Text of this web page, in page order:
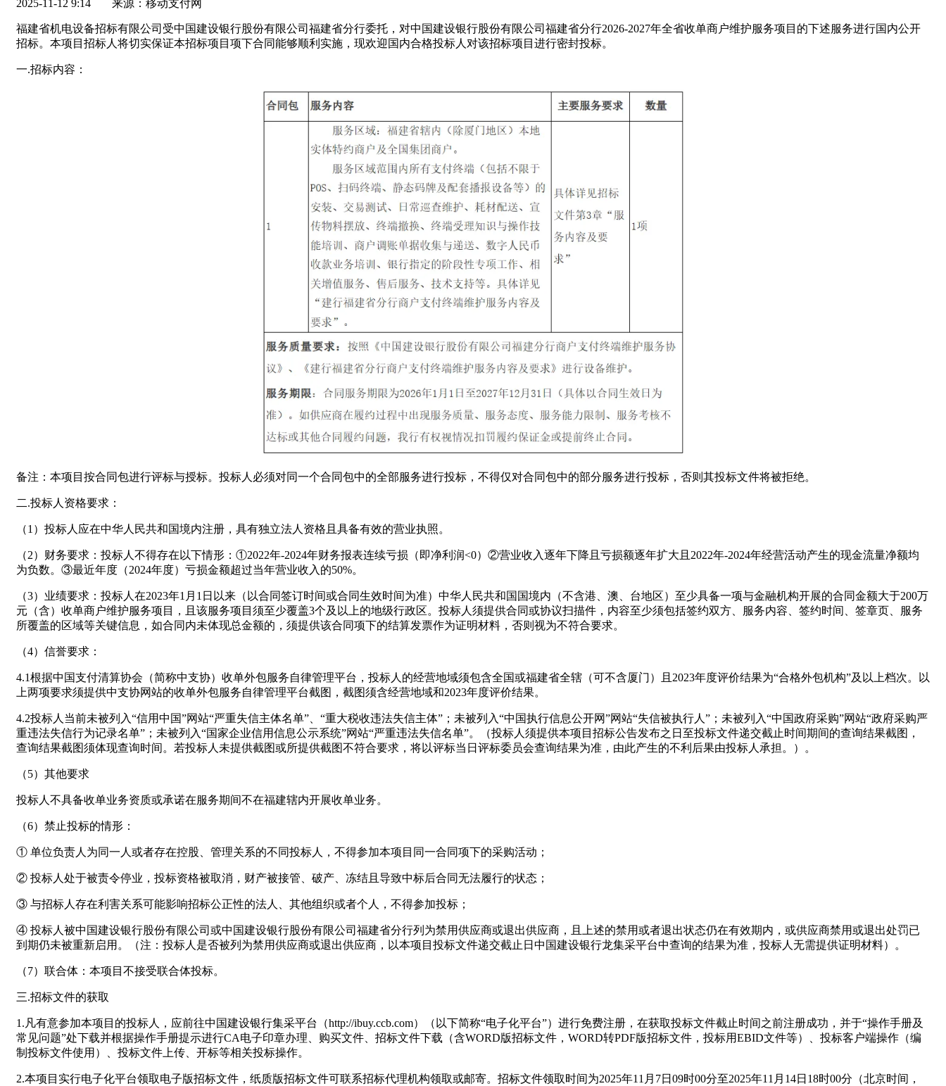
2025-11-12 9:14 来源：移动支付网
福建省机电设备招标有限公司受中国建设银行股份有限公司福建省分行委托，对中国建设银行股份有限公司福建省分行2026-2027年全省收单商户维护服务项目的下述服务进行国内公开
招标。本项目招标人将切实保证本招标项目项下合同能够顺利实施，现欢迎国内合格投标人对该招标项目进行密封投标。
一.招标内容：
备注：本项目按合同包进行评标与授标。投标人必须对同一个合同包中的全部服务进行投标，不得仅对合同包中的部分服务进行投标，否则其投标文件将被拒绝。
二.投标人资格要求：
（1）投标人应在中华人民共和国境内注册，具有独立法人资格且具备有效的营业执照。
（2）财务要求：投标人不得存在以下情形：①2022年-2024年财务报表连续亏损（即净利润<0）②营业收入逐年下降且亏损额逐年扩大且2022年-2024年经营活动产生的现金流量净额均
为负数。③最近年度（2024年度）亏损金额超过当年营业收入的50%。
（3）业绩要求：投标人在2023年1月1日以来（以合同签订时间或合同生效时间为准）中华人民共和国国境内（不含港、澳、台地区）至少具备一项与金融机构开展的合同金额大于200万
元（含）收单商户维护服务项目，且该服务项目须至少覆盖3个及以上的地级行政区。投标人须提供合同或协议扫描件，内容至少须包括签约双方、服务内容、签约时间、签章页、服务
所覆盖的区域等关键信息，如合同内未体现总金额的，须提供该合同项下的结算发票作为证明材料，否则视为不符合要求。
（4）信誉要求：
4.1根据中国支付清算协会（简称中支协）收单外包服务自律管理平台，投标人的经营地域须包含全国或福建省全辖（可不含厦门）且2023年度评价结果为“合格外包机构”及以上档次。以
上两项要求须提供中支协网站的收单外包服务自律管理平台截图，截图须含经营地域和2023年度评价结果。
4.2投标人当前未被列入“信用中国”网站“严重失信主体名单”、“重大税收违法失信主体”；未被列入“中国执行信息公开网”网站“失信被执行人”；未被列入“中国政府采购”网站“政府采购严
重违法失信行为记录名单”；未被列入“国家企业信用信息公示系统”网站“严重违法失信名单”。（投标人须提供本项目招标公告发布之日至投标文件递交截止时间期间的查询结果截图，
查询结果截图须体现查询时间。若投标人未提供截图或所提供截图不符合要求，将以评标当日评标委员会查询结果为准，由此产生的不利后果由投标人承担。）。
（5）其他要求
投标人不具备收单业务资质或承诺在服务期间不在福建辖内开展收单业务。
（6）禁止投标的情形：
① 单位负责人为同一人或者存在控股、管理关系的不同投标人，不得参加本项目同一合同项下的采购活动；
② 投标人处于被责令停业，投标资格被取消，财产被接管、破产、冻结且导致中标后合同无法履行的状态；
③ 与招标人存在利害关系可能影响招标公正性的法人、其他组织或者个人，不得参加投标；
④ 投标人被中国建设银行股份有限公司或中国建设银行股份有限公司福建省分行列为禁用供应商或退出供应商，且上述的禁用或者退出状态仍在有效期内，或供应商禁用或退出处罚已
到期仍未被重新启用。（注：投标人是否被列为禁用供应商或退出供应商，以本项目投标文件递交截止日中国建设银行龙集采平台中查询的结果为准，投标人无需提供证明材料）。
（7）联合体：本项目不接受联合体投标。
三.招标文件的获取
1.凡有意参加本项目的投标人，应前往中国建设银行集采平台（http://ibuy.ccb.com）（以下简称“电子化平台”）进行免费注册，在获取投标文件截止时间之前注册成功，并于“操作手册及
常见问题”处下载并根据操作手册提示进行CA电子印章办理、购买文件、招标文件下载（含WORD版招标文件，WORD转PDF版招标文件，投标用EBID文件等）、投标客户端操作（编
制投标文件使用）、投标文件上传、开标等相关投标操作。
2.本项目实行电子化平台领取电子版招标文件，纸质版招标文件可联系招标代理机构领取或邮寄。招标文件领取时间为2025年11月7日09时00分至2025年11月14日18时00分（北京时间，